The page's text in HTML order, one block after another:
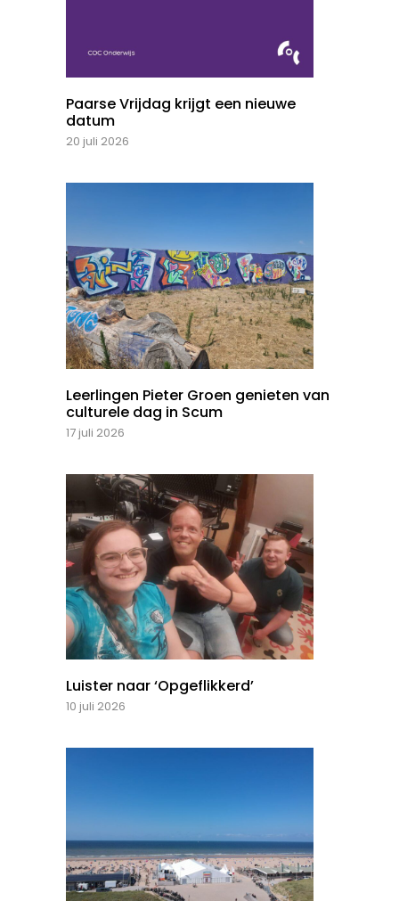
Paarse Vrijdag krijgt een nieuwe
datum
20 juli 2026
Leerlingen Pieter Groen genieten van
culturele dag in Scum
17 juli 2026
Luister naar ‘Opgeflikkerd’
10 juli 2026